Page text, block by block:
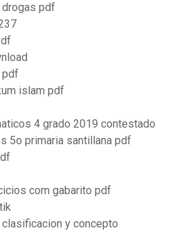
pdf
pdf
islam pdf
4 grado 2019 contestado
5o primaria santillana pdf
com gabarito pdf
y concepto